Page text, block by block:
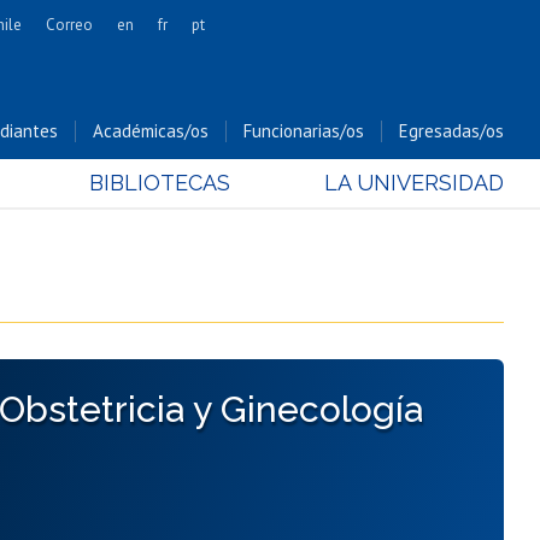
Cs. Forestales y Conservación
Cs. Sociales
Bachillerato
Correo en fr pt
Académicas/os Funcionarias/os Egresadas/os
BIBLIOTECAS LA UNIVERSIDAD
y Ginecología